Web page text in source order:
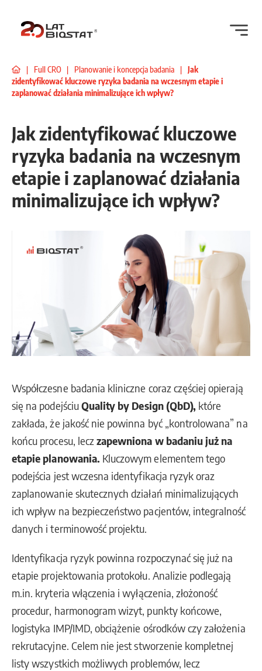
| Full CRO | Planowanie i koncepcja badania | Jak
zidentyfikować kluczowe ryzyka badania na wczesnym etapie i
zaplanować działania minimalizujące ich wpływ?
Jak zidentyfikować kluczowe
ryzyka badania na wczesnym
etapie i zaplanować działania
minimalizujące ich wpływ?
Współczesne badania kliniczne coraz częściej opierają
się na podejściuQuality by Design (QbD), które
zakłada, że jakość nie powinna być „kontrolowana” na
końcu procesu, leczzapewniona w badaniu już na
etapie planowania. Kluczowym elementem tego
podejścia jest wczesna identyfikacja ryzyk oraz
zaplanowanie skutecznych działań minimalizujących
ich wpływ na bezpieczeństwo pacjentów, integralność
danych i terminowość projektu.
Identyfikacja ryzyk powinna rozpoczynać się już na
etapie projektowania protokołu. Analizie podlegają
m.in. kryteria włączenia i wyłączenia, złożoność
procedur, harmonogram wizyt, punkty końcowe,
logistyka IMP/IMD, obciążenie ośrodków czy założenia
rekrutacyjne. Celem nie jest stworzenie kompletnej
listy wszystkich możliwych problemów, lecz